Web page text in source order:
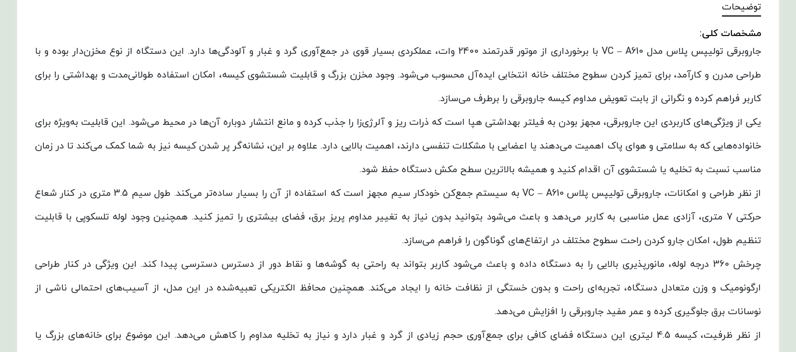
توضیحات
مشخصات کلی:
جاروبرقی تولیپس پلاس مدل VC – A610 با برخورداری از موتور قدرتمند 2400 وات، عملکردی بسیار قوی در جمع‌آوری گرد و غبار و آلودگی‌ها دارد. این دستگاه از نوع مخزن‌دار بوده و با
طراحی مدرن و کارآمد، برای تمیز کردن سطوح مختلف خانه انتخابی ایده‌آل محسوب می‌شود. وجود مخزن بزرگ و قابلیت شستشوی کیسه، امکان استفاده طولانی‌مدت و بهداشتی را برای
کاربر فراهم کرده و نگرانی از بابت تعویض مداوم کیسه جاروبرقی را برطرف می‌سازد.
یکی از ویژگی‌های کاربردی این جاروبرقی، مجهز بودن به فیلتر بهداشتی هپا است که ذرات ریز و آلرژی‌زا را جذب کرده و مانع انتشار دوباره آن‌ها در محیط می‌شود. این قابلیت به‌ویژه برای
خانواده‌هایی که به سلامتی و هوای پاک اهمیت می‌دهند یا اعضایی با مشکلات تنفسی دارند، اهمیت بالایی دارد. علاوه بر این، نشانه‌گر پر شدن کیسه نیز به شما کمک می‌کند تا در زمان
مناسب نسبت به تخلیه یا شستشوی آن اقدام کنید و همیشه بالاترین سطح مکش دستگاه حفظ شود.
از نظر طراحی و امکانات، جاروبرقی تولیپس پلاس VC – A610 به سیستم جمع‌کن خودکار سیم مجهز است که استفاده از آن را بسیار ساده‌تر می‌کند. طول سیم 3.5 متری در کنار شعاع
حرکتی 7 متری، آزادی عمل مناسبی به کاربر می‌دهد و باعث می‌شود بتوانید بدون نیاز به تغییر مداوم پریز برق، فضای بیشتری را تمیز کنید. همچنین وجود لوله تلسکوپی با قابلیت
تنظیم طول، امکان جارو کردن راحت سطوح مختلف در ارتفاع‌های گوناگون را فراهم می‌سازد.
چرخش 360 درجه لوله، مانورپذیری بالایی را به دستگاه داده و باعث می‌شود کاربر بتواند به راحتی به گوشه‌ها و نقاط دور از دسترس دسترسی پیدا کند. این ویژگی در کنار طراحی
ارگونومیک و وزن متعادل دستگاه، تجربه‌ای راحت و بدون خستگی از نظافت خانه را ایجاد می‌کند. همچنین محافظ الکتریکی تعبیه‌شده در این مدل، از آسیب‌های احتمالی ناشی از
نوسانات برق جلوگیری کرده و عمر مفید جاروبرقی را افزایش می‌دهد.
از نظر ظرفیت، کیسه 4.5 لیتری این دستگاه فضای کافی برای جمع‌آوری حجم زیادی از گرد و غبار دارد و نیاز به تخلیه مداوم را کاهش می‌دهد. این موضوع برای خانه‌های بزرگ یا